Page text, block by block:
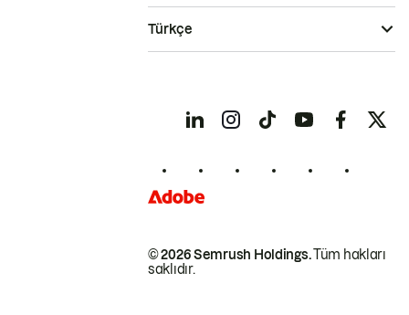
© 2026 Semrush Holdings.Tüm hakları
saklıdır.
Türkçe